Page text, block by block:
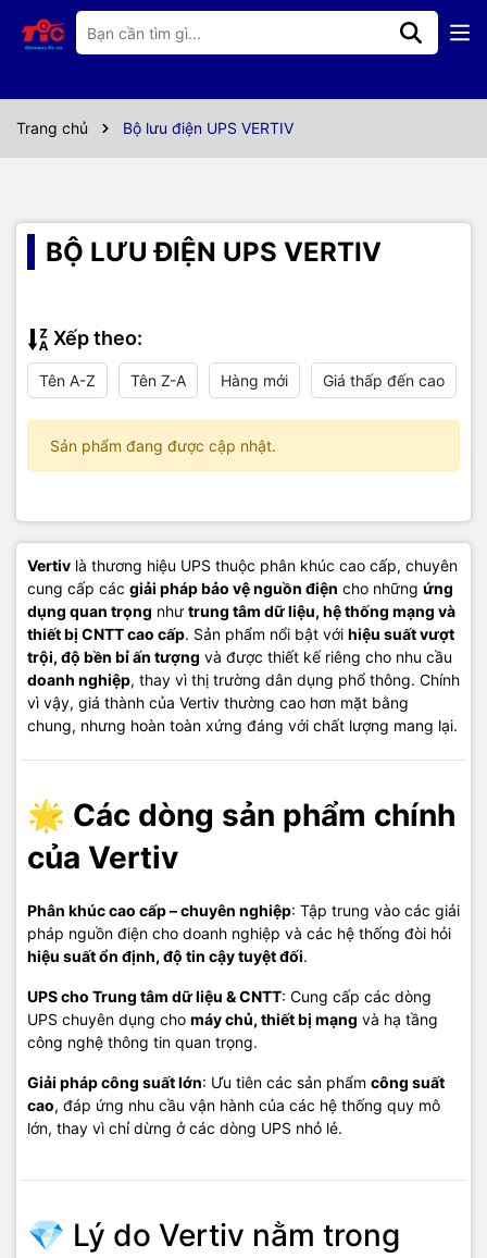
Trang chủ Bộ lưu điện UPS VERTIV
BỘ LƯU ĐIỆN UPS VERTIV
Xếp theo:
Tên A-Z Tên Z-A Hàng mới Giá thấp đến cao
Sản phẩm đang được cập nhật.
Vertiv là thương hiệu UPS thuộc phân khúc cao cấp, chuyên
cung cấp các giải pháp bảo vệ nguồn điện cho những ứng
dụng quan trọng như trung tâm dữ liệu, hệ thống mạng và
thiết bị CNTT cao cấp. Sản phẩm nổi bật với hiệu suất vượt
trội, độ bền bỉ ấn tượng và được thiết kế riêng cho nhu cầu
doanh nghiệp, thay vì thị trường dân dụng phổ thông. Chính
vì vậy, giá thành của Vertiv thường cao hơn mặt bằng
chung, nhưng hoàn toàn xứng đáng với chất lượng mang lại.
🌟 Các dòng sản phẩm chính
của Vertiv
Phân khúc cao cấp – chuyên nghiệp: Tập trung vào các giải
pháp nguồn điện cho doanh nghiệp và các hệ thống đòi hỏi
hiệu suất ổn định, độ tin cậy tuyệt đối.
UPS cho Trung tâm dữ liệu & CNTT: Cung cấp các dòng
UPS chuyên dụng cho máy chủ, thiết bị mạng và hạ tầng
công nghệ thông tin quan trọng.
Giải pháp công suất lớn: Ưu tiên các sản phẩm công suất
cao, đáp ứng nhu cầu vận hành của các hệ thống quy mô
lớn, thay vì chỉ dừng ở các dòng UPS nhỏ lẻ.
💎 Lý do Vertiv nằm trong